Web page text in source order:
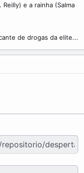
e a rainha (Salma
de drogas da elite...